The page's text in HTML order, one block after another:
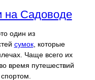
на Садоводе
один из
сумок, которые
Чаще всего их
время путешествий